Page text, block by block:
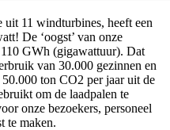
11 windturbines, heeft een
De ‘oogst’ van onze
GWh (gigawattuur). Dat
van 30.000 gezinnen en
ton CO2 per jaar uit de
om de laadpalen te
onze bezoekers, personeel
te maken.